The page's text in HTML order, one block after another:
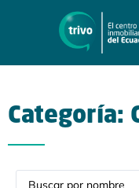
Categoría: